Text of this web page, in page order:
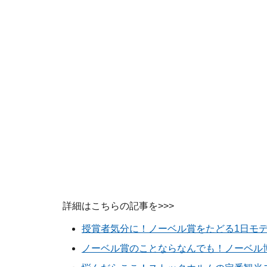
詳細はこちらの記事を>>>
授賞者気分に！ノーベル賞をたどる1日モ
ノーベル賞のことならなんでも！ノーベル